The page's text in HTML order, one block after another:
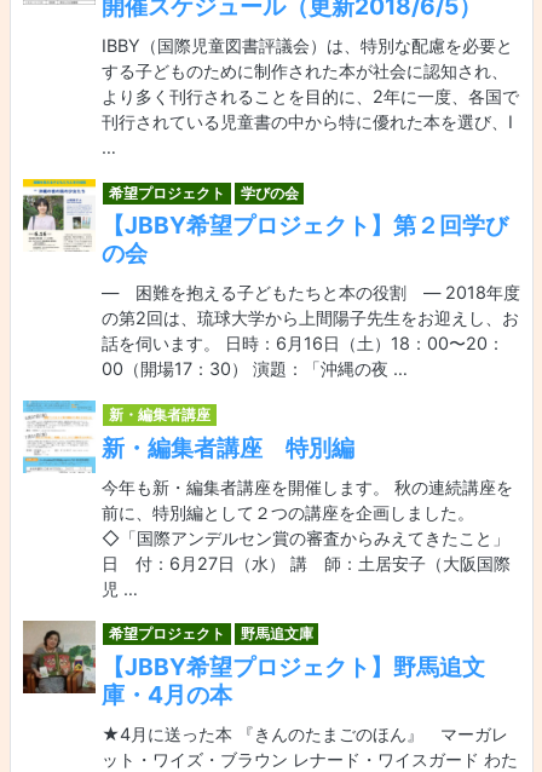
開催スケジュール（更新2018/6/5）
IBBY（国際児童図書評議会）は、特別な配慮を必要と
する子どものために制作された本が社会に認知され、
より多く刊行されることを目的に、2年に一度、各国で
刊行されている児童書の中から特に優れた本を選び、I
…
希望プロジェクト 学びの会
【JBBY希望プロジェクト】第２回学び
の会
― 困難を抱える子どもたちと本の役割 ― 2018年度
の第2回は、琉球大学から上間陽子先生をお迎えし、お
話を伺います。 日時：6月16日（土）18：00〜20：
00（開場17：30） 演題：「沖縄の夜 …
新・編集者講座
新・編集者講座 特別編
今年も新・編集者講座を開催します。 秋の連続講座を
前に、特別編として２つの講座を企画しました。
◇「国際アンデルセン賞の審査からみえてきたこと」
日 付：6月27日（水） 講 師：土居安子（大阪国際
児 …
希望プロジェクト 野馬追文庫
【JBBY希望プロジェクト】野馬追文
庫・4月の本
★4月に送った本 『きんのたまごのほん』 マーガレ
ット・ワイズ・ブラウン レナード・ワイスガード わた